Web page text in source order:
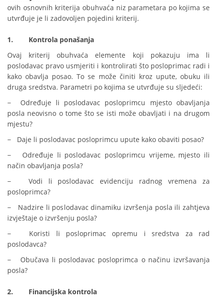
ovih osnovnih kriterija obuhvaća niz parametara po kojima se
utvrđuje je li zadovoljen pojedini kriterij.
1. Kontrola ponašanja
Ovaj kriterij obuhvaća elemente koji pokazuju ima li
poslodavac pravo usmjeriti i kontrolirati što posloprimac radi i
kako obavlja posao. To se može činiti kroz upute, obuku ili
druga sredstva. Parametri po kojima se utvrđuje su sljedeći:
− Određuje li poslodavac posloprimcu mjesto obavljanja
posla neovisno o tome što se isti može obavljati i na drugom
mjestu?
− Daje li poslodavac posloprimcu upute kako obaviti posao?
− Određuje li poslodavac posloprimcu vrijeme, mjesto ili
način obavljanja posla?
− Vodi li poslodavac evidenciju radnog vremena za
posloprimca?
− Nadzire li poslodavac dinamiku izvršenja posla ili zahtjeva
izvještaje o izvršenju posla?
− Koristi li posloprimac opremu i sredstva za rad
poslodavca?
− Obučava li poslodavac posloprimca o načinu izvršavanja
posla?
2. Financijska kontrola